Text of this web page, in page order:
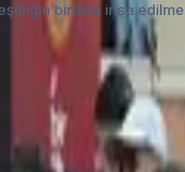
birlikte inşa